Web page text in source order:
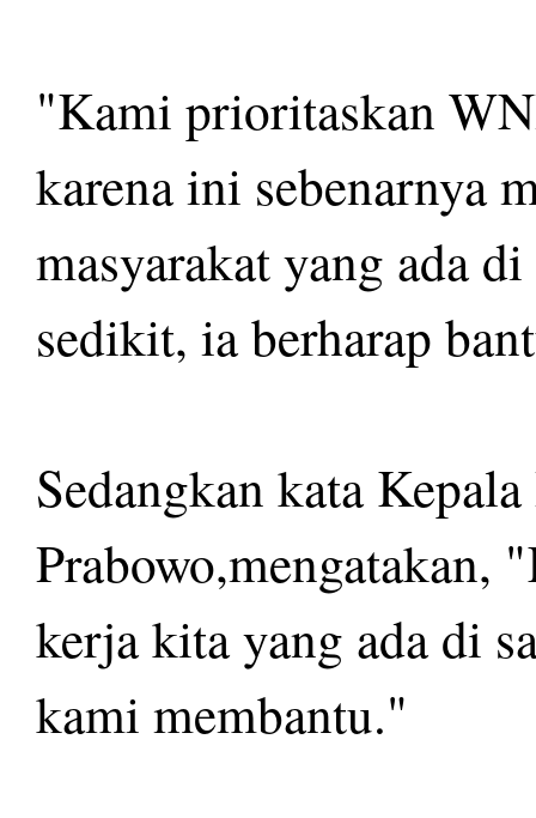
"Kami prioritaskan
karena ini sebenarnya
masyarakat yang ada
sedikit, ia berharap
Sedangkan kata
Prabowo,mengatakan,
kerja kita yang ada di
kami membantu."